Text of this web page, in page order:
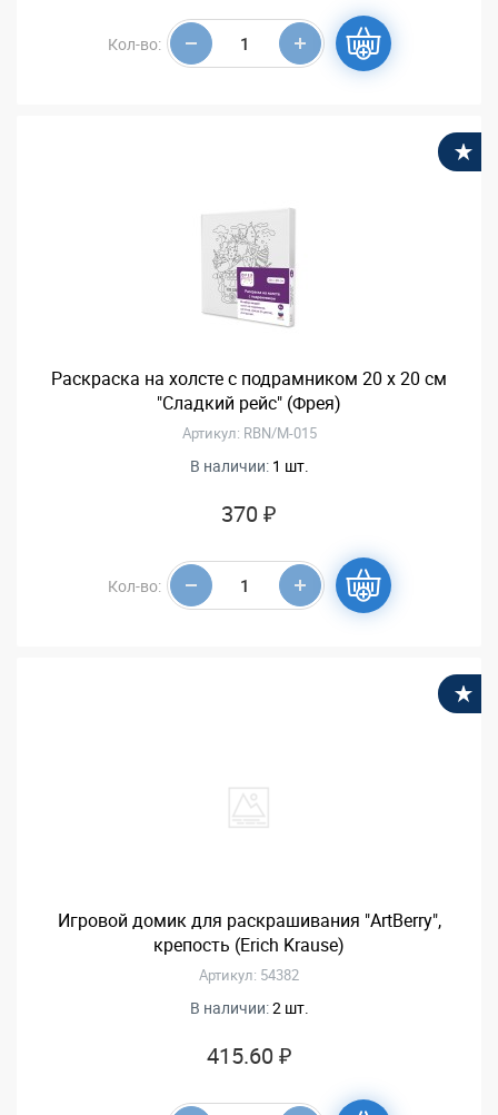
Кол-во:
Раскраска на холсте c подрамником 20 х 20 см
"Сладкий рейс" (Фрея)
Артикул: RBN/M-015
В наличии: 1 шт.
370 ₽
Кол-во:
Игровой домик для раскрашивания "ArtBerry",
крепость (Erich Krause)
Артикул: 54382
В наличии:2 шт.
415.60 ₽